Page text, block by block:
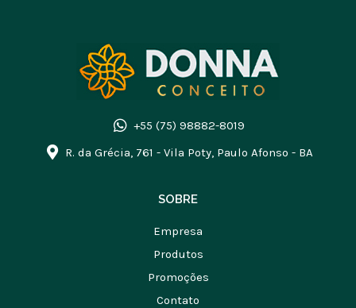
+55 (75) 98882-8019
R. da Grécia, 761 - Vila Poty, Paulo Afonso - BA
SOBRE
Empresa
Produtos
Promoções
Contato